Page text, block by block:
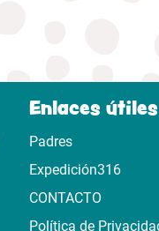
Enlaces útiles
Padres
Expedición316
CONTACTO
Política de